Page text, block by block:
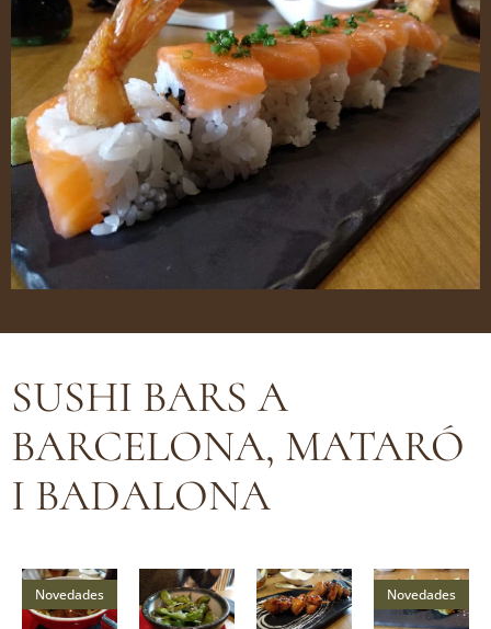
SUSHI BARS A
BARCELONA, MATARÓ
I BADALONA
Novedades Novedades